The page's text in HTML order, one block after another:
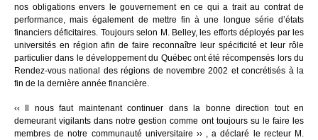
nos obligations envers le gouvernement en ce qui a trait au contrat de
performance, mais également de mettre fin à une longue série d’états
financiers déficitaires. Toujours selon M. Belley, les efforts déployés par les
universités en région afin de faire reconnaître leur spécificité et leur rôle
particulier dans le développement du Québec ont été récompensés lors du
Rendez-vous national des régions de novembre 2002 et concrétisés à la
fin de la dernière année financière.
‹‹ Il nous faut maintenant continuer dans la bonne direction tout en
demeurant vigilants dans notre gestion comme ont toujours su le faire les
membres de notre communauté universitaire ›› , a déclaré le recteur M.